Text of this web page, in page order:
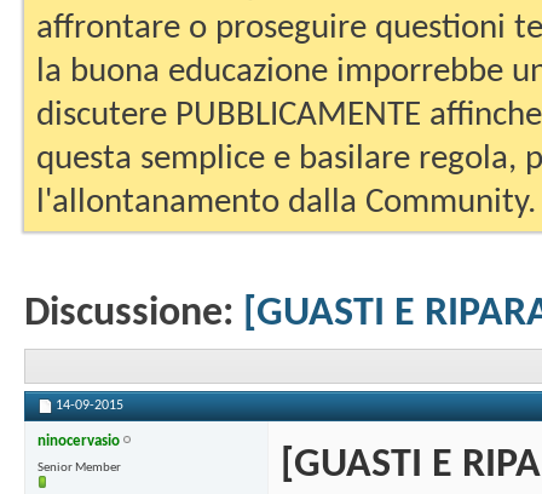
affrontare o proseguire questioni
la buona educazione imporrebbe
discutere PUBBLICAMENTE
questa semplice e basilare regola,
l'allontanamento dalla Community.
Discussione: [GUASTI E
14-09-2015
ninocervasio
Senior Member [GUASTI E